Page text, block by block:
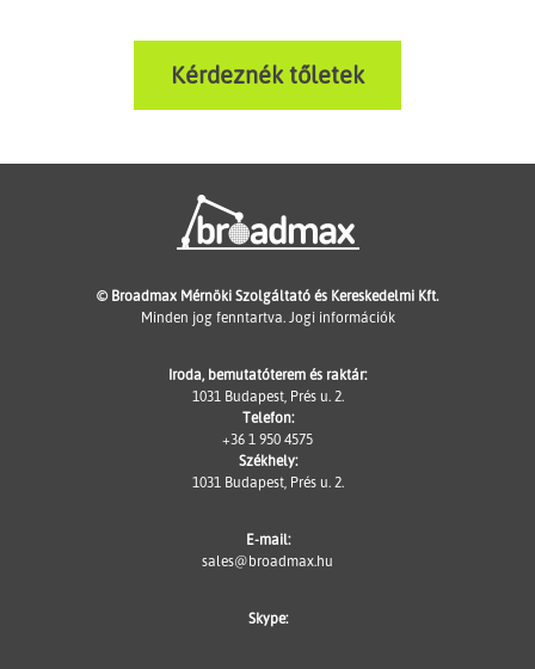
Kérdeznék tőletek
© Broadmax Mérnöki Szolgáltató és Kereskedelmi Kft.
Minden jog fenntartva. Jogi információk
Iroda, bemutatóterem és raktár:
1031 Budapest, Prés u. 2.
Telefon:
+36 1 950 4575
Székhely:
1031 Budapest, Prés u. 2.
E-mail:
sales@broadmax.hu
Skype: